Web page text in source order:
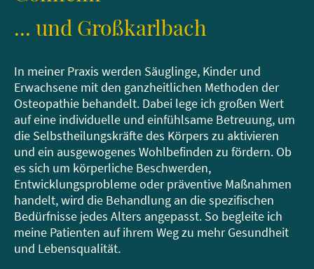
... und Großkarlbach
In meiner Praxis werden Säuglinge, Kinder und
Erwachsene mit den ganzheitlichen Methoden der
Osteopathie behandelt. Dabei lege ich großen Wert
auf eine individuelle und einfühlsame Betreuung, um
die Selbstheilungskräfte des Körpers zu aktivieren
und ein ausgewogenes Wohlbefinden zu fördern. Ob
es sich um körperliche Beschwerden,
Entwicklungsprobleme oder präventive Maßnahmen
handelt, wird die Behandlung an die spezifischen
Bedürfnisse jedes Alters angepasst. So begleite ich
meine Patienten auf ihrem Weg zu mehr Gesundheit
und Lebensqualität.